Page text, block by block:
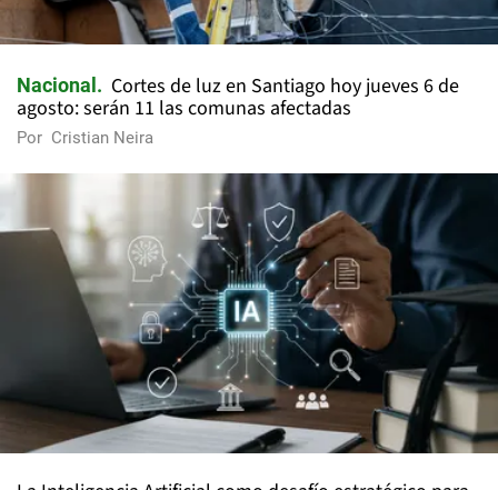
Nacional
Cortes de luz en Santiago hoy jueves 6 de
agosto: serán 11 las comunas afectadas
Por Cristian Neira